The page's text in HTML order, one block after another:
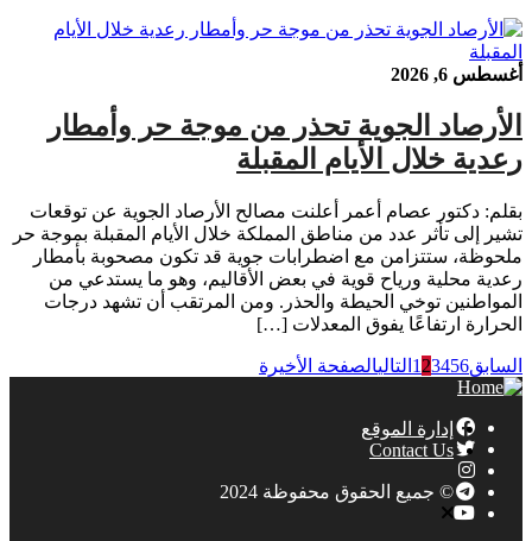
أغسطس 6, 2026
الأرصاد الجوية تحذر من موجة حر وأمطار
رعدية خلال الأيام المقبلة
بقلم: دكتور عصام أعمر أعلنت مصالح الأرصاد الجوية عن توقعات
تشير إلى تأثر عدد من مناطق المملكة خلال الأيام المقبلة بموجة حر
ملحوظة، ستتزامن مع اضطرابات جوية قد تكون مصحوبة بأمطار
رعدية محلية ورياح قوية في بعض الأقاليم، وهو ما يستدعي من
المواطنين توخي الحيطة والحذر. ومن المرتقب أن تشهد درجات
الحرارة ارتفاعًا يفوق المعدلات […]
السابق 1 23456 التاليالصفحة الأخيرة
إدارة الموقع
Contact Us
© جميع الحقوق محفوظة 2024